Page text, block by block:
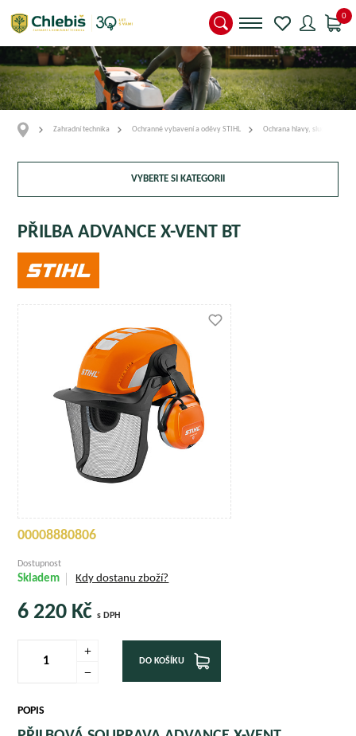
0
Zahradní technika Ochranné vybavení a oděvy STIHL Ochrana hlavy, sluchu a
VYBERTE SI KATEGORII
PŘILBA ADVANCE X-VENT BT
00008880806
Dostupnost
Skladem Kdy dostanu zboží?
6 220 Kčs DPH
DO KOŠÍKU
POPIS